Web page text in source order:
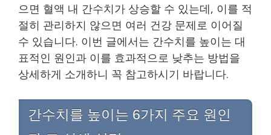
으면 혈액 내 간수치가 상승할 수 있는데, 이를 적
절히 관리하지 않으면 여러 건강 문제로 이어질
수 있습니다. 이번 글에서는 간수치를 높이는 대
표적인 원인과 이를 효과적으로 낮추는 방법을
상세하게 소개하니 꼭 참고하시기 바랍니다.
간수치를 높이는 6가지 주요 원인